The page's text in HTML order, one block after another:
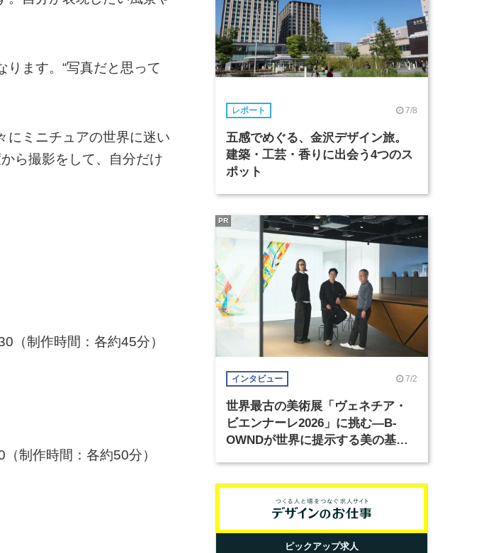
ます。“写真だと思って
にミニチュアの世界に迷い
ら撮影をして、自分だけ
制作時間：各約45分）
制作時間：各約50分）
レポート 7/8
五感でめぐる、金沢デザイン旅。
建築・工芸・香りに出会う4つのス
ポット
インタビュー 7/2
世界最古の美術展「ヴェネチア・
ビエンナーレ2026」に挑む―B-
OWNDが世界に提示する美の基準
PR
ピックアップ求人